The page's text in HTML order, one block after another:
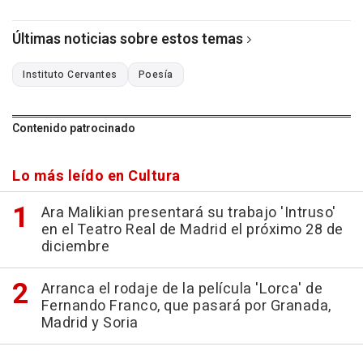
Últimas noticias sobre estos temas
Instituto Cervantes Poesía
Contenido patrocinado
Lo más leído en Cultura
Ara Malikian presentará su trabajo 'Intruso'
en el Teatro Real de Madrid el próximo 28 de
diciembre
Arranca el rodaje de la película 'Lorca' de
Fernando Franco, que pasará por Granada,
Madrid y Soria